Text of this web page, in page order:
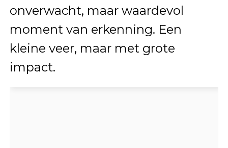
onverwacht, maar waardevol
moment van erkenning. Een
kleine veer, maar met grote
impact.